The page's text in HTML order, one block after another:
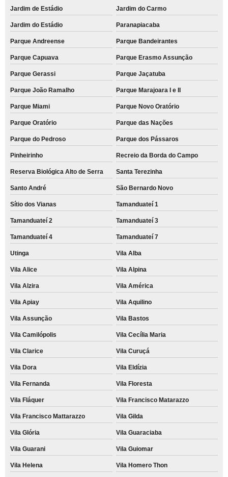
Jardim de Estádio Jardim do Carmo
Jardim do Estádio Paranapiacaba
Parque Andreense Parque Bandeirantes
Parque Capuava Parque Erasmo Assunção
Parque Gerassi Parque Jaçatuba
Parque João Ramalho Parque Marajoara I e II
Parque Miami Parque Novo Oratório
Parque Oratório Parque das Nações
Parque do Pedroso Parque dos Pássaros
Pinheirinho Recreio da Borda do Campo
Reserva Biológica Alto de Serra Santa Terezinha
Santo André São Bernardo Novo
Sítio dos Vianas Tamanduateí 1
Tamanduateí 2 Tamanduateí 3
Tamanduateí 4 Tamanduateí 7
Utinga Vila Alba
Vila Alice Vila Alpina
Vila Alzira Vila América
Vila Apiay Vila Aquilino
Vila Assunção Vila Bastos
Vila Camilópolis Vila Cecília Maria
Vila Clarice Vila Curuçá
Vila Dora Vila Eldízia
Vila Fernanda Vila Floresta
Vila Fláquer Vila Francisco Matarazzo
Vila Francisco Mattarazzo Vila Gilda
Vila Glória Vila Guaraciaba
Vila Guarani Vila Guiomar
Vila Helena Vila Homero Thon